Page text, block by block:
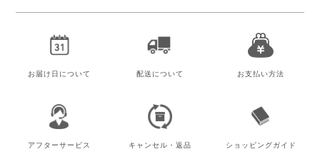
お届け日 について 配送について お支払い方法
アフターサービス キャンセル・ 返品 ショッピングガイド